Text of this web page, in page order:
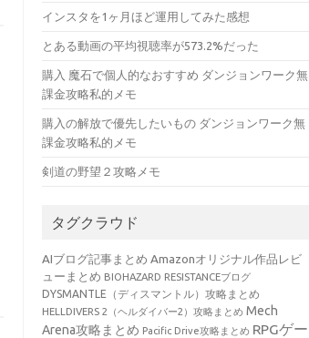
インスタを1ヶ月ほど運用してみた感想
とある動画の平均視聴率が573.2%だった
購入 魔石で個人的なおすすめ ダンジョンワーク無
課金攻略私的メモ
購入の解放で優先したいもの ダンジョンワーク無
課金攻略私的メモ
剣道の野望２攻略メモ
タグクラウド
AIブログ記事まとめ Amazonオリジナル作品レビ
ューまとめ BIOHAZARD RESISTANCEブログ
DYSMANTLE（ディスマントル）攻略まとめ
HELLDIVERS 2（ヘルダイバー2）攻略まとめ Mech
Arena攻略まとめ Pacific Drive攻略まとめ RPGゲー